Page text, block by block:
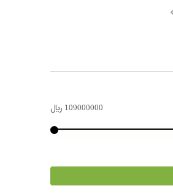
109000000 ﷼